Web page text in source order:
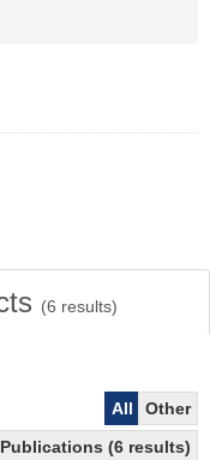
(6 results)
All
Other
Publications (6 results)